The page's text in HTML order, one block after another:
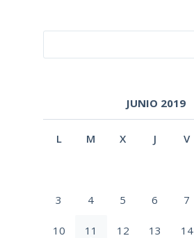
JUNIO 2019
L M X J V
3 4 5 6 7
10 11 12 13 14